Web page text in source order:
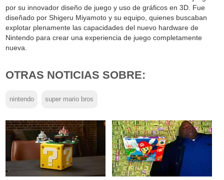
por su innovador diseño de juego y uso de gráficos en 3D. Fue
diseñado por Shigeru Miyamoto y su equipo, quienes buscaban
explotar plenamente las capacidades del nuevo hardware de
Nintendo para crear una experiencia de juego completamente
nueva.
OTRAS NOTICIAS SOBRE:
nintendo super mario bros